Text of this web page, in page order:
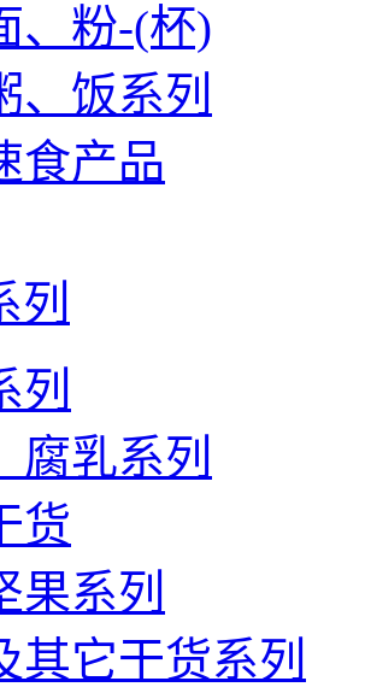
、粉-(杯)
、饭系列
食产品
列
列
腐乳系列
货
果系列
其它干货系列